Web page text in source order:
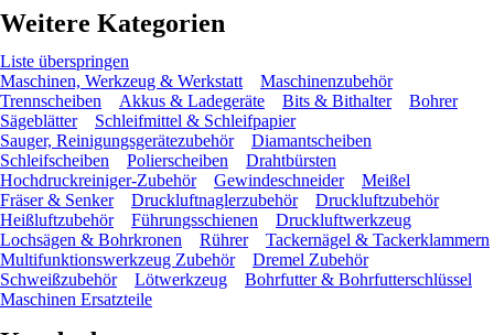
Weitere Kategorien
Liste überspringen
Maschinen, Werkzeug & Werkstatt
Maschinenzubehör
Trennscheiben
Akkus & Ladegeräte Bits & Bithalter
Bohrer
Sägeblätter
Schleifmittel & Schleifpapier
Sauger, Reinigungsgerätezubehör
Diamantscheiben
Schleifscheiben
Polierscheiben
Drahtbürsten
Hochdruckreiniger-Zubehör
Gewindeschneider
Meißel
Fräser & Senker
Druckluftnaglerzubehör
Druckluftzubehör
Heißluftzubehör
Führungsschienen
Druckluftwerkzeug
Lochsägen & Bohrkronen
Rührer
Tackernägel & Tackerklammern
Multifunktionswerkzeug Zubehör
Dremel Zubehör
Schweißzubehör
Lötwerkzeug
Bohrfutter & Bohrfutterschlüssel
Maschinen Ersatzteile